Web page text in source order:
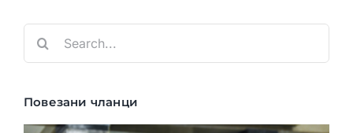
Повезани чланци